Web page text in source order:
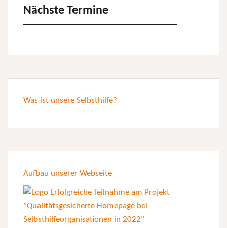
Nächste Termine
Was ist unsere Selbsthilfe?
Aufbau unserer Webseite